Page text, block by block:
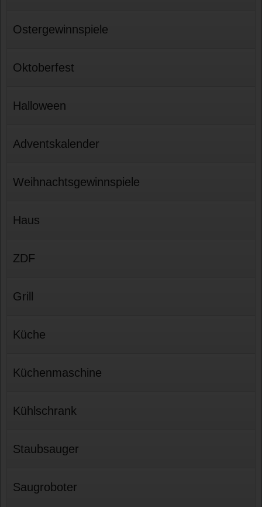
Ostergewinnspiele
Oktoberfest
Halloween
Adventskalender
Weihnachtsgewinnspiele
Haus
ZDF
Grill
Küche
Küchenmaschine
Kühlschrank
Staubsauger
Saugroboter